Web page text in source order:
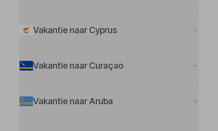
Vakantie naar Cyprus
Vakantie naar Curaçao
Vakantie naar Aruba